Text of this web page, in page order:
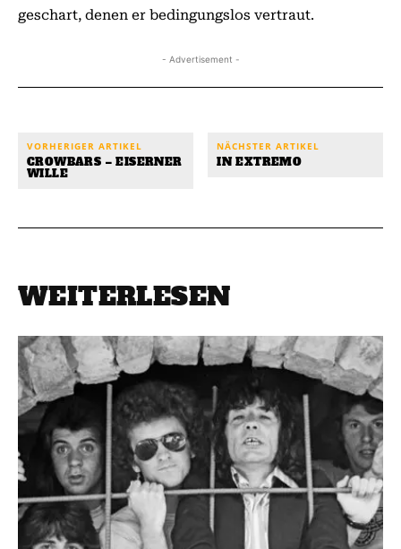
geschart, denen er bedingungslos vertraut.
- Advertisement -
VORHERIGER ARTIKEL
CROWBARS – EISERNER
WILLE
NÄCHSTER ARTIKEL
IN EXTREMO
WEITERLESEN